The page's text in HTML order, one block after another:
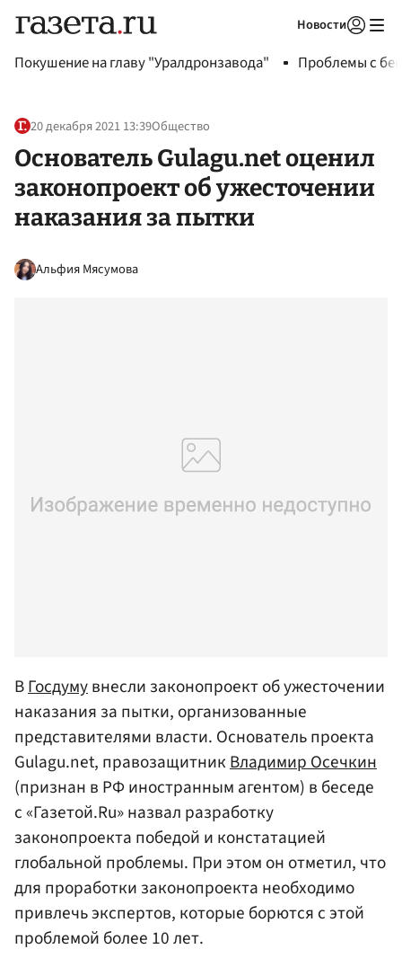
Новости
Покушение на главу "Уралдронзавода" Проблемы с
20 декабря 2021 13:39Общество
Основатель Gulagu.net оценил
законопроект об ужесточении
наказания за пытки
Альфия Мясумова
ВГосдумувнесли законопроект об ужесточении
наказания за пытки, организованные
представителями власти. Основатель проекта
Gulagu.net, правозащитникВладимир Осечкин
(признан в РФ иностранным агентом) в беседе
с «Газетой.Ru» назвал разработку
законопроекта победой и констатацией
глобальной проблемы. При этом он отметил, что
для проработки законопроекта необходимо
привлечь экспертов, которые борются с этой
проблемой более 10 лет.